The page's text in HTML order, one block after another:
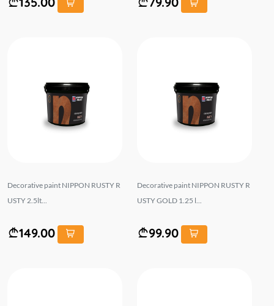
Decorative paint NIPPON RUSTY R
USTY 2.5lt...
149.00
Decorative paint NIPPON RUSTY R
USTY GOLD 1.25 l...
99.90